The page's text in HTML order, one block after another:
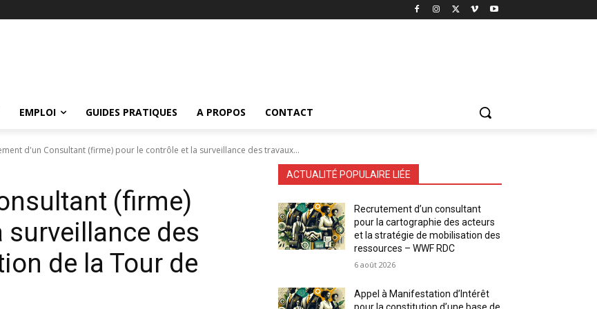
EMPLOI GUIDES PRATIQUES A PROPOS CONTACT
d'un Consultant (firme) pour le contrôle et la surveillance des travaux...
(firme)
surveillance des
de la Tour de
ACTUALITÉ POPULAIRE LIÉE
Recrutement d’un consultant
pour la cartographie des acteurs
et la stratégie de mobilisation des
ressources – WWF RDC
6 août 2026
Appel à Manifestation d’Intérêt